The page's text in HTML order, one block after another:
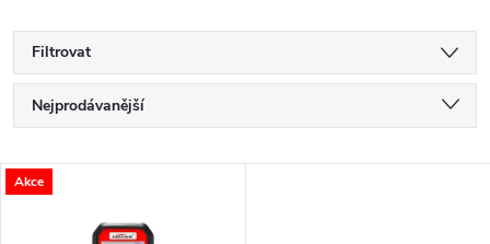
Filtrovat
Ř
a
Nejprodávanější
Nejdražší
Abecedně
V
Akce